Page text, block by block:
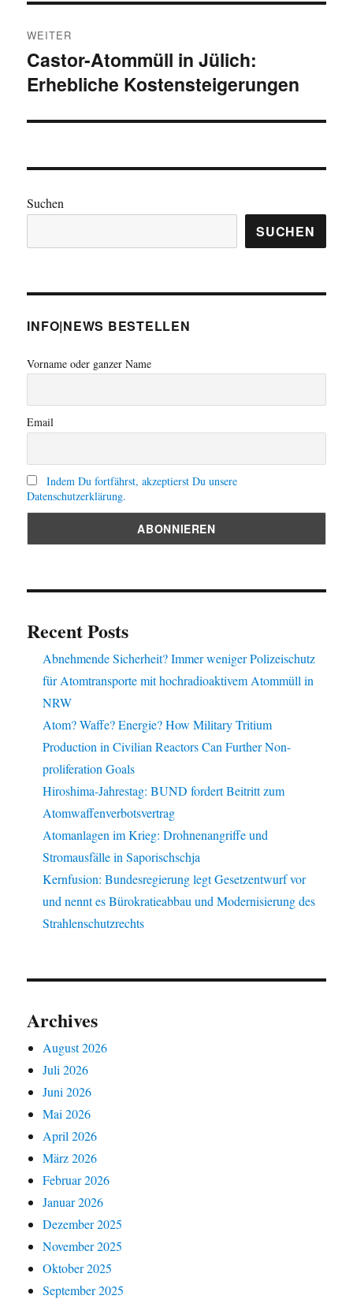
WEITER
Nächster
Beitrag:
Castor-Atommüll in Jülich:
Erhebliche Kostensteigerungen
Suchen
SUCHEN
INFO|NEWS BESTELLEN
Vorname oder ganzer Name
Email
Indem Du fortfährst, akzeptierst Du unsere
Datenschutzerklärung.
Recent Posts
Abnehmende Sicherheit? Immer weniger Polizeischutz
für Atomtransporte mit hochradioaktivem Atommüll in
NRW
Atom? Waffe? Energie? How Military Tritium
Production in Civilian Reactors Can Further Non-
proliferation Goals
Hiroshima-Jahrestag: BUND fordert Beitritt zum
Atomwaffenverbotsvertrag
Atomanlagen im Krieg: Drohnenangriffe und
Stromausfälle in Saporischschja
Kernfusion: Bundesregierung legt Gesetzentwurf vor
und nennt es Bürokratieabbau und Modernisierung des
Strahlenschutzrechts
Archives
August 2026
Juli 2026
Juni 2026
Mai 2026
April 2026
März 2026
Februar 2026
Januar 2026
Dezember 2025
November 2025
Oktober 2025
September 2025